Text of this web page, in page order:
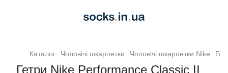
Каталог Чоловiчi шкарпетки Чоловiчi шкарпетки Nike
Гетри Nike Performance Classic II